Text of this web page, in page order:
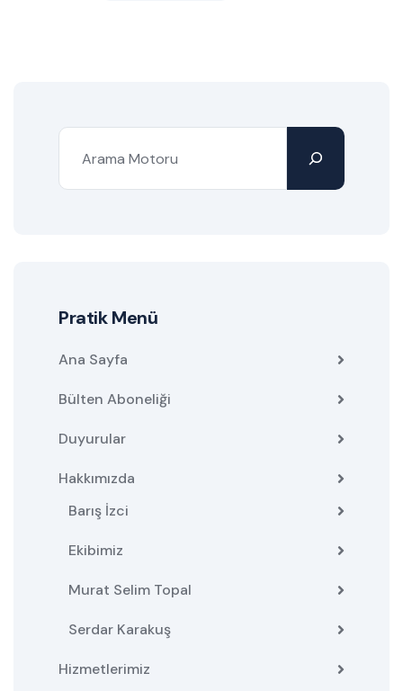
Pratik Menü
Ana Sayfa
Bülten Aboneliği
Duyurular
Hakkımızda
Barış İzci
Ekibimiz
Murat Selim Topal
Serdar Karakuş
Hizmetlerimiz